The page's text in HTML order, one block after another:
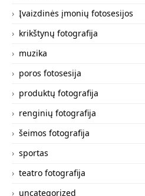
Įvaizdinės įmonių fotosesijos
krikštynų fotografija
muzika
poros fotosesija
produktų fotografija
renginių fotografija
šeimos fotografija
sportas
teatro fotografija
uncategorized